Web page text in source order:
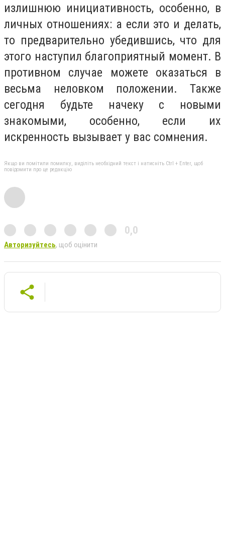
излишнюю инициативность, особенно, в
личных отношениях: а если это и делать,
то предварительно убедившись, что для
этого наступил благоприятный момент. В
противном случае можете оказаться в
весьма неловком положении. Также
сегодня будьте начеку с новыми
знакомыми, особенно, если их
искренность вызывает у вас сомнения.
Якщо ви помітили помилку, виділіть необхідний текст і натисніть Ctrl + Enter, щоб
повідомити про це редакцію
0,0
Авторизуйтесь, щоб оцінити